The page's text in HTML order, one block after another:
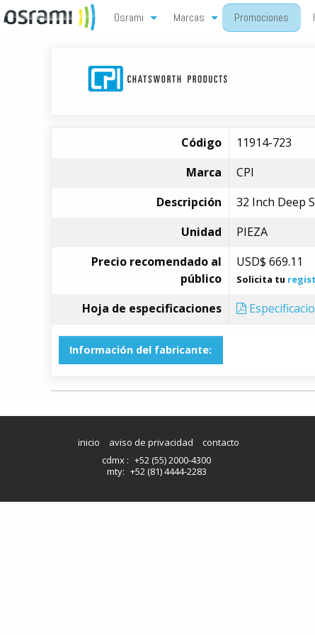
Osrami Marcas Promociones
Código
11914-723
Marca
CPI
Descripción
32 Inch Deep
Unidad
PIEZA
Precio recomendado al
público
USD$ 669.11
Solicita tu
Hoja de especificaciones
Información del fabricante:
inicio aviso de privacidad
contacto
cdmx : +52 (55) 2000-4300
mty: +52 (81) 4444-2283